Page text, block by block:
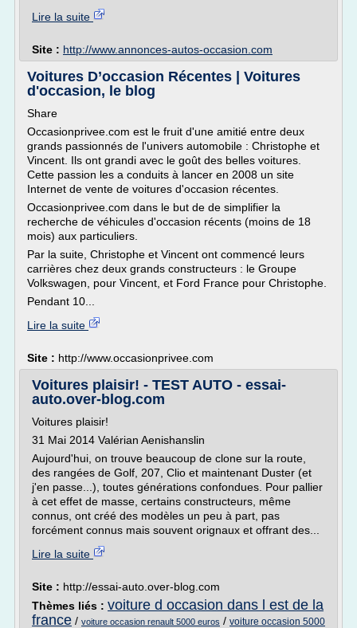
Lire la suite
Site : http://www.annonces-autos-occasion.com
Voitures D’occasion Récentes | Voitures
d'occasion, le blog
Share
Occasionprivee.com est le fruit d'une amitié entre deux
grands passionnés de l'univers automobile : Christophe et
Vincent. Ils ont grandi avec le goût des belles voitures.
Cette passion les a conduits à lancer en 2008 un site
Internet de vente de voitures d'occasion récentes.
Occasionprivee.com dans le but de de simplifier la
recherche de véhicules d'occasion récents (moins de 18
mois) aux particuliers.
Par la suite, Christophe et Vincent ont commencé leurs
carrières chez deux grands constructeurs : le Groupe
Volkswagen, pour Vincent, et Ford France pour Christophe.
Pendant 10...
Lire la suite
Site : http://www.occasionprivee.com
Voitures plaisir! - TEST AUTO - essai-
auto.over-blog.com
Voitures plaisir!
31 Mai 2014 Valérian Aenishanslin
Aujourd'hui, on trouve beaucoup de clone sur la route,
des rangées de Golf, 207, Clio et maintenant Duster (et
j'en passe...), toutes générations confondues. Pour pallier
à cet effet de masse, certains constructeurs, même
connus, ont créé des modèles un peu à part, pas
forcément connus mais souvent orignaux et offrant des...
Lire la suite
Site : http://essai-auto.over-blog.com
Thèmes liés : voiture d occasion dans l est de la
france / voiture occasion renault 5000 euros / voiture occasion 5000